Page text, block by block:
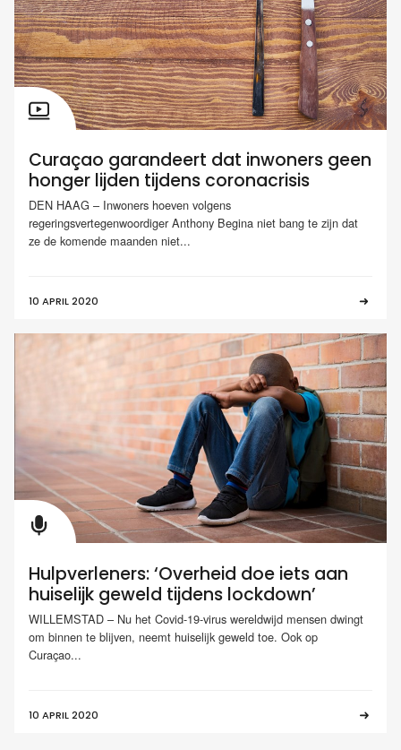
Curaçao garandeert dat inwoners geen
honger lijden tijdens coronacrisis
DEN HAAG – Inwoners hoeven volgens
regeringsvertegenwoordiger Anthony Begina niet bang te zijn dat
ze de komende maanden niet...
10 APRIL 2020
Hulpverleners: ‘Overheid doe iets aan
huiselijk geweld tijdens lockdown’
WILLEMSTAD – Nu het Covid-19-virus wereldwijd mensen dwingt
om binnen te blijven, neemt huiselijk geweld toe. Ook op
Curaçao...
10 APRIL 2020